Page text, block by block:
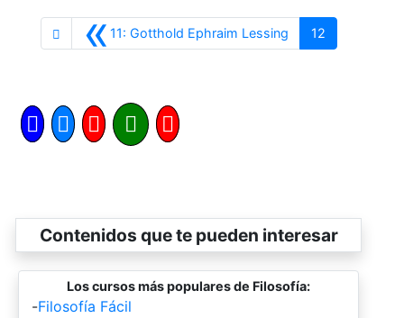
«11: Gotthold Ephraim LessingAnterior
12
Contenidos que te pueden interesar
Los cursos más populares de Filosofía:
-Filosofía Fácil